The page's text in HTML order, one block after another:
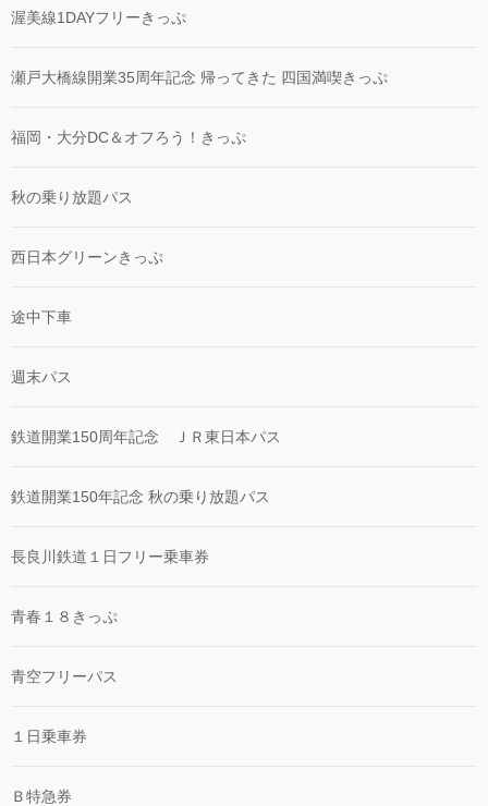
渥美線1DAYフリーきっぷ
瀬戸大橋線開業35周年記念 帰ってきた 四国満喫きっぷ
福岡・大分DC＆オフろう！きっぷ
秋の乗り放題パス
西日本グリーンきっぷ
途中下車
週末パス
鉄道開業150周年記念 ＪＲ東日本パス
鉄道開業150年記念 秋の乗り放題パス
長良川鉄道１日フリー乗車券
青春１８きっぷ
青空フリーパス
１日乗車券
Ｂ特急券